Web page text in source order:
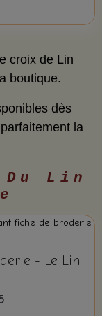
croix de Lin
boutique.
dès
la
Du Lin
- Le Lin